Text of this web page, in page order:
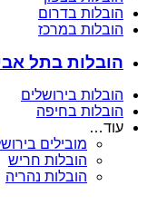
הובלות בדרום
הובלות במרכז
הובלות בתל
הובלות בירושלים
הובלות בחיפה
עוד…
מובילים
הובלות חריש
הובלות נהריה